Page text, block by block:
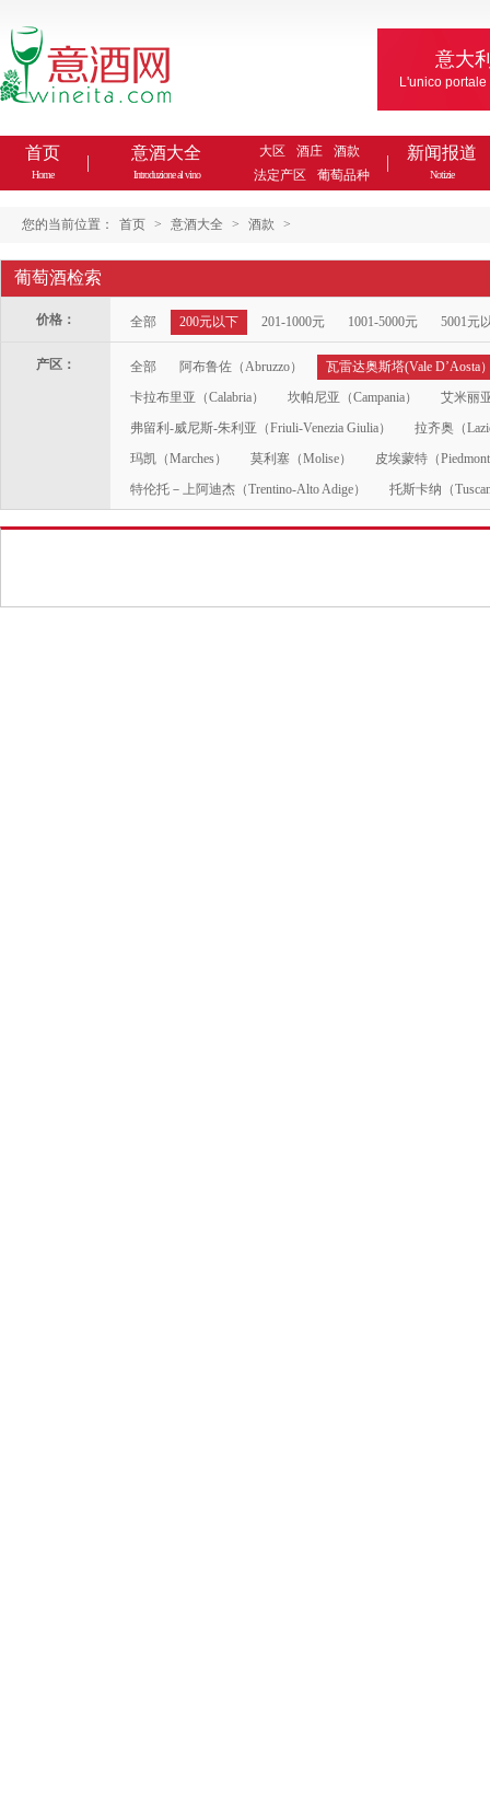
意大
L'unico
首页
Home
意酒大全
Introduzione al vino
大区 酒庄
酒款
法定产区
葡萄品种
新闻报道
Notizie
您的当前位置： 首页 > 意酒大全 > 酒款 >
葡萄酒检索
价格： 全部 200元以下 201-1000元 1001-5000元 5001元
产区： 全部 阿布鲁佐（Abruzzo）
瓦雷达奥斯塔(Vale D’Aosta
卡拉布里亚（Calabria）
坎帕尼亚（Campania）
艾米丽
弗留利-威尼斯-朱利亚（Friuli-Venezia Giulia）
拉齐奥（
玛凯（Marches）
莫利塞（Molise）
皮埃蒙特（
特伦托－上阿迪杰（Trentino-Alto Adige）
托斯卡纳（